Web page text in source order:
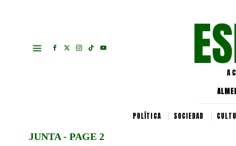
POLÍTICA SOCIEDAD
JUNTA- PAGE 2